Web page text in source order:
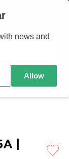
Crédito Castillo
|
news and
Allow